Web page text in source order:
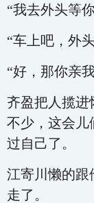
“我去外头等
“车上吧，外
“好，那你亲
齐盈把人揽进
不少，这会儿
过自己了。
江寄川懒的跟
走了。